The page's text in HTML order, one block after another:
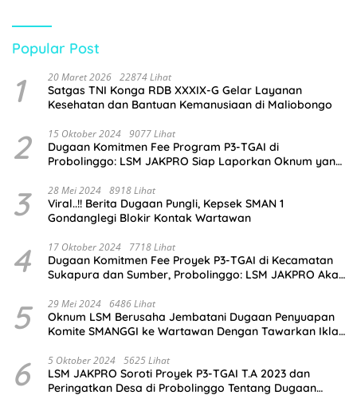
Popular Post
1 20 Maret 2026 22874 Lihat
Satgas TNI Konga RDB XXXIX-G Gelar Layanan
Kesehatan dan Bantuan Kemanusiaan di Maliobongo
2 15 Oktober 2024 9077 Lihat
Dugaan Komitmen Fee Program P3-TGAI di
Probolinggo: LSM JAKPRO Siap Laporkan Oknum yang
3 28 Mei 2024 8918 Lihat
Viral..!! Berita Dugaan Pungli, Kepsek SMAN 1
Gondanglegi Blokir Kontak Wartawan
4 17 Oktober 2024 7718 Lihat
Dugaan Komitmen Fee Proyek P3-TGAI di Kecamatan
Sukapura dan Sumber, Probolinggo: LSM JAKPRO Akan
5 29 Mei 2024 6486 Lihat
Oknum LSM Berusaha Jembatani Dugaan Penyuapan
Komite SMANGGI ke Wartawan Dengan Tawarkan Iklan
6 5 Oktober 2024 5625 Lihat
LSM JAKPRO Soroti Proyek P3-TGAI T.A 2023 dan
Peringatkan Desa di Probolinggo Tentang Dugaan